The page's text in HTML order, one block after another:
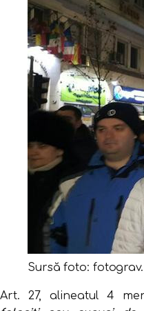
Sursă foto:
Art. 27, alineatul 4